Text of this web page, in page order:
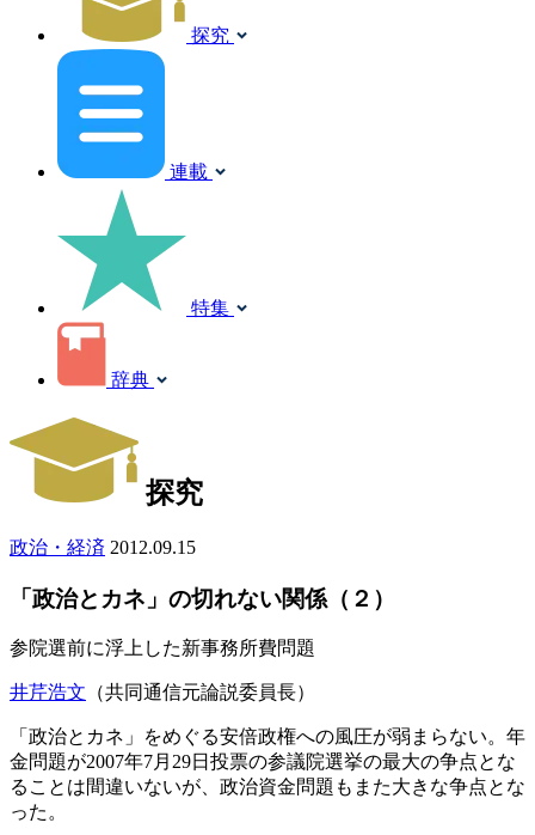
探究
連載
特集
辞典
探究
政治・経済 2012.09.15
「政治とカネ」の切れない関係（２）
参院選前に浮上した新事務所費問題
井芹浩文 （共同通信元論説委員長）
「政治とカネ」をめぐる安倍政権への風圧が弱まらない。年
金問題が2007年7月29日投票の参議院選挙の最大の争点とな
ることは間違いないが、政治資金問題もまた大きな争点とな
った。